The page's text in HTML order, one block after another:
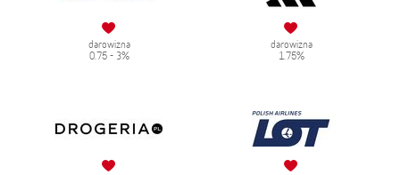
darowizna
0.75 - 3%
darowizna
1.75%